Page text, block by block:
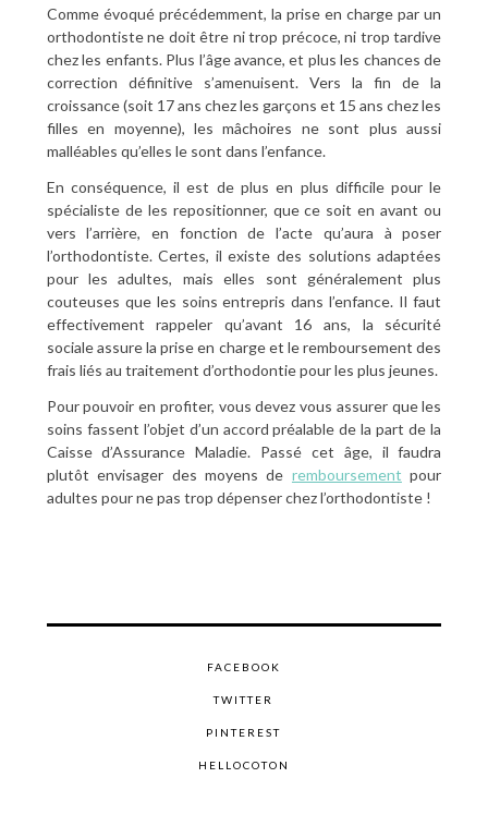
Comme évoqué précédemment, la prise en charge par un
orthodontiste ne doit être ni trop précoce, ni trop tardive
chez les enfants. Plus l’âge avance, et plus les chances de
correction définitive s’amenuisent. Vers la fin de la
croissance (soit 17 ans chez les garçons et 15 ans chez les
filles en moyenne), les mâchoires ne sont plus aussi
malléables qu’elles le sont dans l’enfance.
En conséquence, il est de plus en plus difficile pour le
spécialiste de les repositionner, que ce soit en avant ou
vers l’arrière, en fonction de l’acte qu’aura à poser
l’orthodontiste. Certes, il existe des solutions adaptées
pour les adultes, mais elles sont généralement plus
couteuses que les soins entrepris dans l’enfance. Il faut
effectivement rappeler qu’avant 16 ans, la sécurité
sociale assure la prise en charge et le remboursement des
frais liés au traitement d’orthodontie pour les plus jeunes.
Pour pouvoir en profiter, vous devez vous assurer que les
soins fassent l’objet d’un accord préalable de la part de la
Caisse d’Assurance Maladie. Passé cet âge, il faudra
plutôt envisager des moyens de remboursement pour
adultes pour ne pas trop dépenser chez l’orthodontiste !
FACEBOOK
TWITTER
PINTEREST
HELLOCOTON